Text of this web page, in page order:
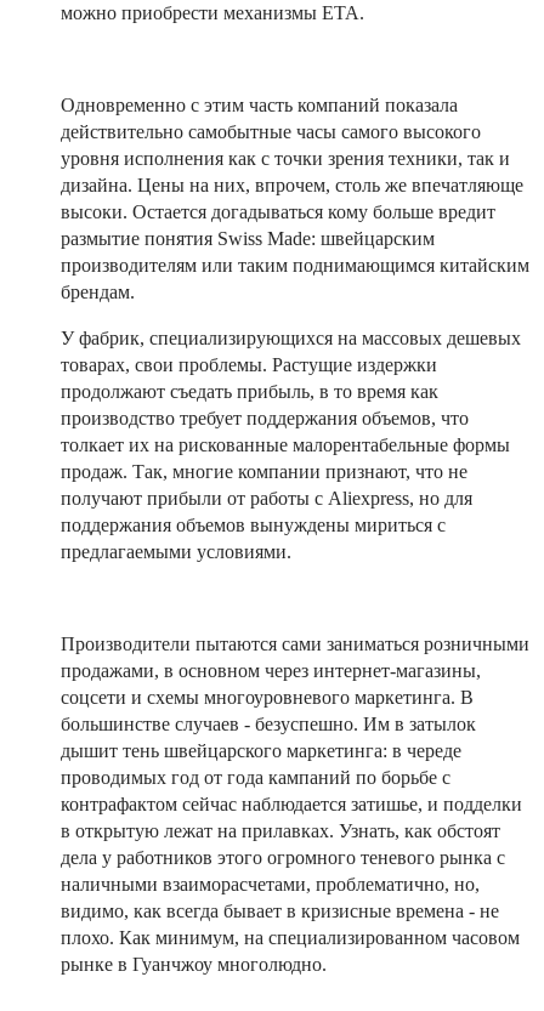
можно приобрести механизмы ETA.
Одновременно с этим часть компаний показала
действительно самобытные часы самого высокого
уровня исполнения как с точки зрения техники, так и
дизайна. Цены на них, впрочем, столь же впечатляюще
высоки. Остается догадываться кому больше вредит
размытие понятия Swiss Made: швейцарским
производителям или таким поднимающимся китайским
брендам.
У фабрик, специализирующихся на массовых дешевых
товарах, свои проблемы. Растущие издержки
продолжают съедать прибыль, в то время как
производство требует поддержания объемов, что
толкает их на рискованные малорентабельные формы
продаж. Так, многие компании признают, что не
получают прибыли от работы с Aliexpress, но для
поддержания объемов вынуждены мириться с
предлагаемыми условиями.
Производители пытаются сами заниматься розничными
продажами, в основном через интернет-магазины,
соцсети и схемы многоуровневого маркетинга. В
большинстве случаев - безуспешно. Им в затылок
дышит тень швейцарского маркетинга: в череде
проводимых год от года кампаний по борьбе с
контрафактом сейчас наблюдается затишье, и подделки
в открытую лежат на прилавках. Узнать, как обстоят
дела у работников этого огромного теневого рынка с
наличными взаиморасчетами, проблематично, но,
видимо, как всегда бывает в кризисные времена - не
плохо. Как минимум, на специализированном часовом
рынке в Гуанчжоу многолюдно.